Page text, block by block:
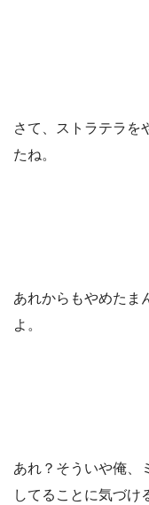
さて、ストラテラを
たね。
あれからもやめたま
よ。
あれ？そういや俺、
してることに気づけ